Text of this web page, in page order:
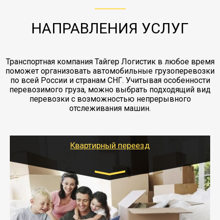
заканчивая выгрузкой в пункте получателя.
НАПРАВЛЕНИЯ УСЛУГ
Транспортная компания Тайгер Логистик в любое время
поможет организовать автомобильные грузоперевозки
по всей России и странам СНГ. Учитывая особенности
перевозимого груза, можно выбрать подходящий вид
перевозки с возможностью непрерывного
отслеживания машин.
Квартирный переезд
Газель: 1,5 и 3 тонны
от 5000 руб.